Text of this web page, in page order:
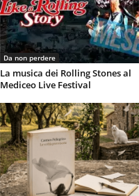
Da non perdere
La musica dei Rolling Stones al
Mediceo Live Festival